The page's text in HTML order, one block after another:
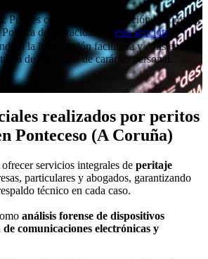
: Puedes consultar la información adicional y
Política de Privacidad en esta sección .
la información facilitada y consiento el
de mis datos de carácter personal.
realizados por peritos
Ponteceso (A Coruña)
servicios integrales de peritaje
particulares y abogados, garantizando
técnico en cada caso.
análisis forense de dispositivos
comunicaciones electrónicas y